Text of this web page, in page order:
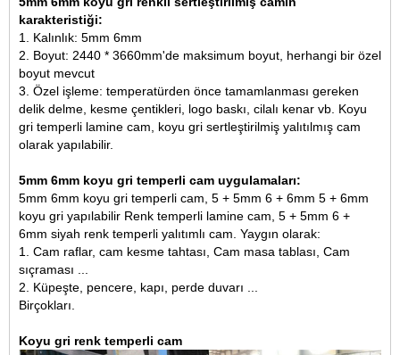
karakteristiği:
1. Kalınlık: 5mm 6mm
2. Boyut: 2440 * 3660mm'de maksimum boyut, herhangi bir özel
boyut mevcut
3. Özel işleme: temperatürden önce tamamlanması gereken
delik delme, kesme çentikleri, logo baskı, cilalı kenar vb. Koyu
gri temperli lamine cam, koyu gri sertleştirilmiş yalıtılmış cam
olarak yapılabilir.
5mm 6mm koyu gri temperli cam uygulamaları:
5mm 6mm koyu gri temperli cam, 5 + 5mm 6 + 6mm 5 + 6mm
koyu gri yapılabilir Renk temperli lamine cam , 5 + 5mm 6 +
6mm siyah renk temperli yalıtımlı cam. Yaygın olarak:
1. Cam raflar, cam kesme tahtası, Cam masa tablası , Cam
sıçraması ...
2. Küpeşte, pencere, kapı, perde duvarı ...
Birçokları.
Koyu gri renk temperli cam